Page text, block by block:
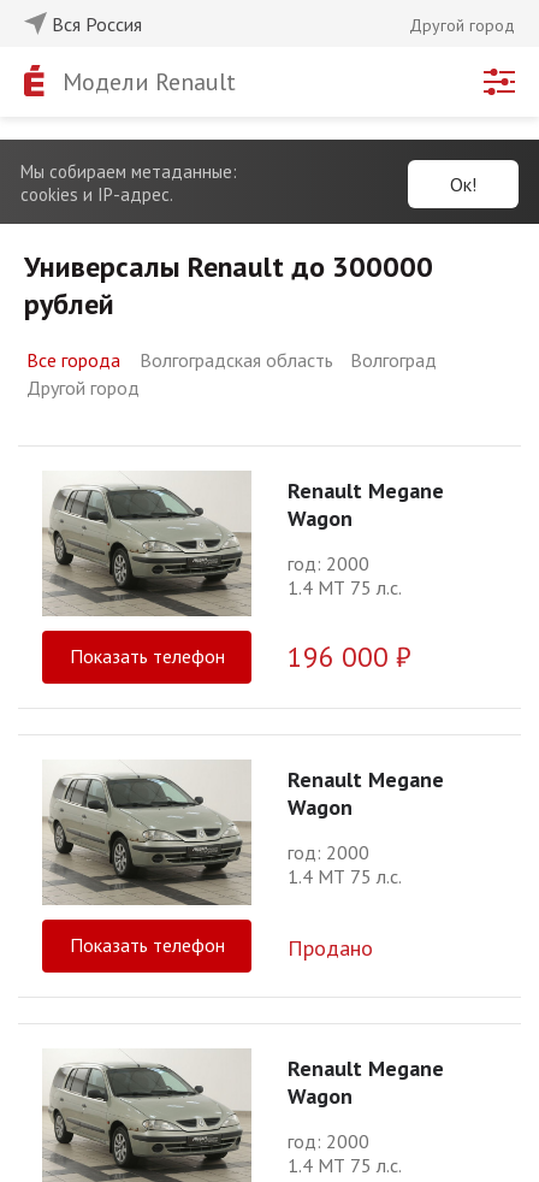
Вся Россия Другой город
Модели Renault
Мы собираем метаданные:
cookies и IP-адрес.
Ок!
Универсалы Renault до 300000
рублей
Все города Волгоградская область
Волгоград
Другой город
Renault Megane
Wagon
год: 2000
1.4 МТ 75 л.с.
Показать телефон 196 000 ₽
Renault Megane
Wagon
год: 2000
1.4 МТ 75 л.с.
Показать телефон Продано
Renault Megane
Wagon
год: 2000
1.4 МТ 75 л.с.